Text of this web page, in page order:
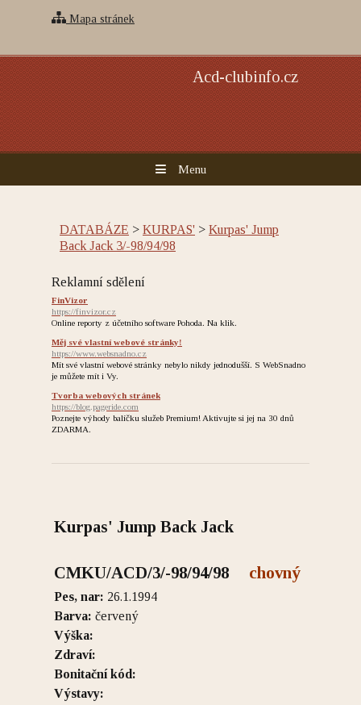
Mapa stránek
Acd-clubinfo.cz
Menu
DATABÁZE > KURPAS' > Kurpas' Jump
Back Jack 3/-98/94/98
Reklamní sdělení
FinVizor
https://finvizor.cz
Online reporty z účetního software Pohoda. Na klik.
Měj své vlastní webové stránky!
https://www.websnadno.cz
Mít své vlastní webové stránky nebylo nikdy jednodušší. S WebSnadno
je můžete mít i Vy.
Tvorba webových stránek
https://blog.pageride.com
Poznejte výhody balíčku služeb Premium! Aktivujte si jej na 30 dnů
ZDARMA.
Kurpas' Jump Back Jack
CMKU/ACD/3/-98/94/98 chovný
Pes, nar: 26.1.1994
Barva: červený
Výška:
Zdraví:
Bonitační kód:
Výstavy: